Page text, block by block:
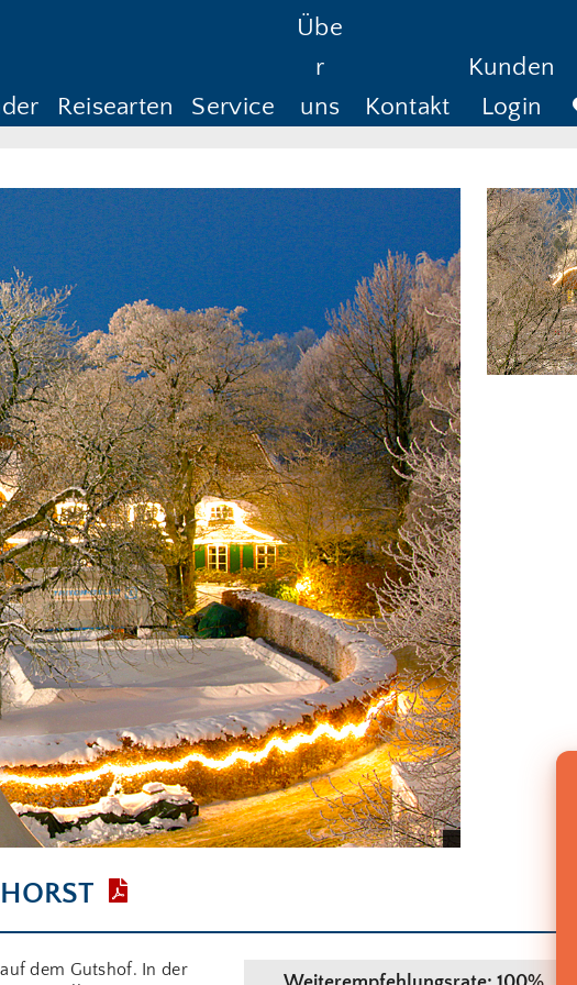
Reisearten Service
Übe
r
uns
Kontakt
Kunden
Login
Anreise ab Rückreise bis
dem Gutshof. In der